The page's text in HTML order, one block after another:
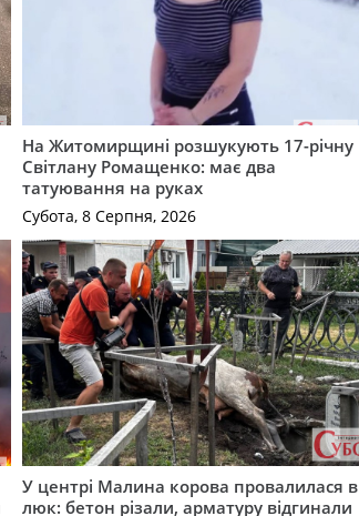
На Житомирщині розшукують 17-річну
Світлану Ромащенко: має два
татуювання на руках
Субота, 8 Серпня, 2026
У центрі Малина корова провалилася в
люк: бетон різали, арматуру відгинали